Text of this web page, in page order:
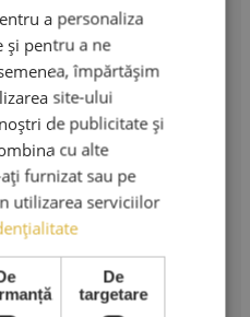
gene. Produse premium,
și cursuri de specialitate.
SRL
București
nr. 5
3049/2023
a personaliza
și pentru a ne
împărtășim
site-ului
de publicitate și
cu alte
furnizat sau pe
utilizarea serviciilor
De
targetare